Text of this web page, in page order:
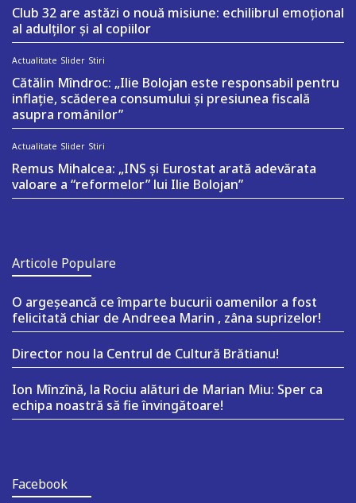
Club 32 are astăzi o nouă misiune: echilibrul emoțional
al adulților și al copiilor
Actualitate Slider Stiri
Cătălin Mîndroc: „Ilie Bolojan este responsabil pentru
inflație, scăderea consumului și presiunea fiscală
asupra românilor”
Actualitate Slider Stiri
Remus Mihalcea: „INS și Eurostat arată adevărata
valoare a “reformelor” lui Ilie Bolojan”
Articole Populare
O argeşeancă ce împarte bucurii oamenilor a fost
felicitată chiar de Andreea Marin , zâna suprizelor!
Director nou la Centrul de Cultură Brătianu!
Ion Mînzînă, la Rociu alături de Marian Miu: Sper ca
echipa noastră să fie învingătoare!
Facebook